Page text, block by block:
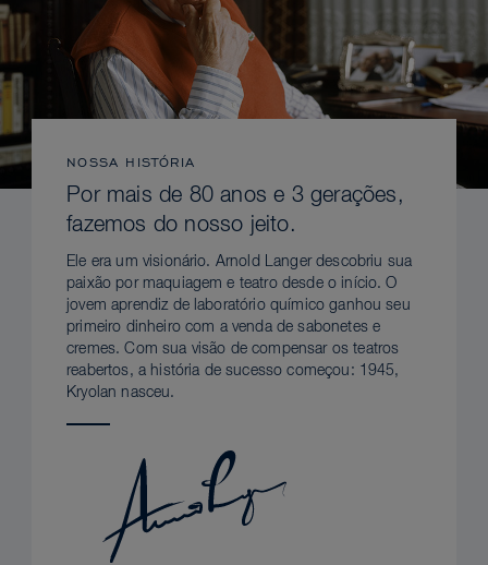
NOSSA HISTÓRIA
Por mais de 80 anos e 3 gerações,
fazemos do nosso jeito.
Ele era um visionário. Arnold Langer descobriu sua
paixão por maquiagem e teatro desde o início. O
jovem aprendiz de laboratório químico ganhou seu
primeiro dinheiro com a venda de sabonetes e
cremes. Com sua visão de compensar os teatros
reabertos, a história de sucesso começou: 1945,
Kryolan nasceu.